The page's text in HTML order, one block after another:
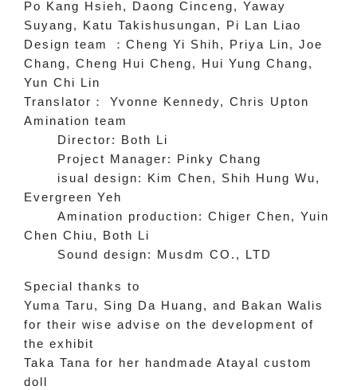
Po Kang Hsieh, Daong Cinceng, Yaway
Suyang, Katu Takishusungan, Pi Lan Liao
Design team
： Cheng Yi Shih, Priya Lin, Joe
Chang, Cheng Hui Cheng, Hui Yung Chang,
Yun Chi Lin
Translator ：
Yvonne Kennedy, Chris Upton
Amination team
Director: Both Li
Project Manager: Pinky Chang
isual design: Kim Chen, Shih Hung Wu,
Evergreen Yeh
Amination production: Chiger Chen, Yuin
Chen Chiu, Both Li
Sound design: Musdm CO., LTD
Special thanks to
Yuma Taru, Sing Da Huang, and Bakan Walis
for their wise advise on the development of
the exhibit
Taka Tana for her handmade Atayal custom
doll